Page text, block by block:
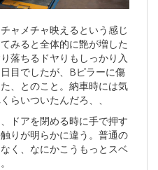
ャメチャ映えるという感じ
みると全体的に艶が増した
落ちるドヤりもしっかり入
目でしたが、Bピラーに傷
、とのこと。納車時には気
らいついたんだろ、、
ドアを閉める時に手で押す
りが明らかに違う。普通の
く、なにかこうもっとスベ